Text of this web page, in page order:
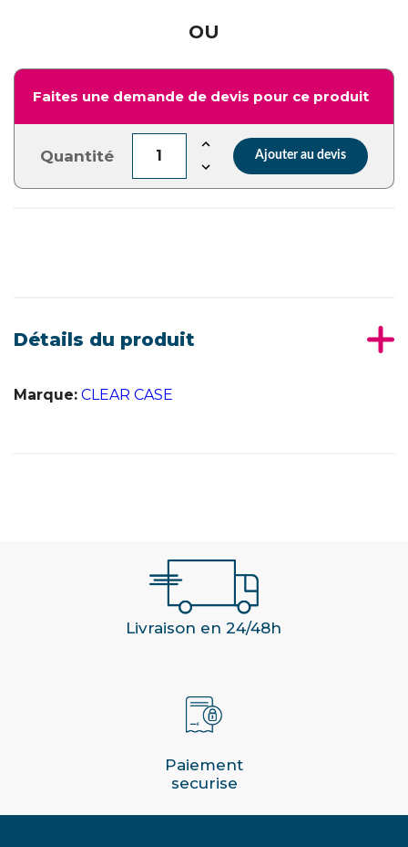
OU
Faites une demande de devis pour ce produit
Quantité Ajouter au devis
Détails du produit
Marque: CLEAR CASE
Livraison en 24/48h
Paiement
securise